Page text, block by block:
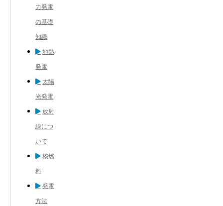
力発電
の基礎
知識
地熱
発電
太陽
光発電
放射
線につ
いて
核燃
料
発電
方法